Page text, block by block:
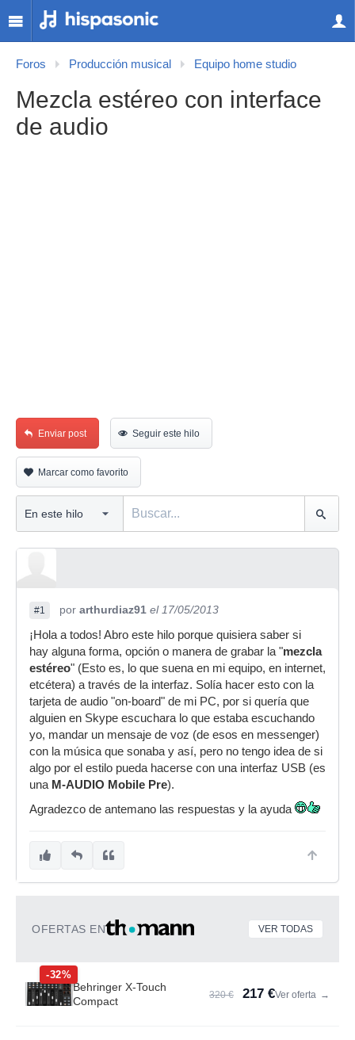
Foros Producción musical Equipo home studio
Mezcla estéreo con interface
de audio
Enviar post Seguir este hilo
Marcar como favorito
#1 por arthurdiaz91 el 17/05/2013
¡Hola a todos! Abro este hilo porque quisiera saber si
hay alguna forma, opción o manera de grabar la "mezcla
estéreo" (Esto es, lo que suena en mi equipo, en internet,
etcétera) a través de la interfaz. Solía hacer esto con la
tarjeta de audio "on-board" de mi PC, por si quería que
alguien en Skype escuchara lo que estaba escuchando
yo, mandar un mensaje de voz (de esos en messenger)
con la música que sonaba y así, pero no tengo idea de si
algo por el estilo pueda hacerse con una interfaz USB (es
una M-AUDIO Mobile Pre).
Agradezco de antemano las respuestas y la ayuda
OFERTAS EN VER TODAS
-32%
Behringer X-Touch
Compact
320 € 217 €Ver oferta →